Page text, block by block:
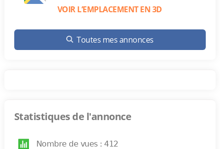
VOIR L’EMPLACEMENT EN 3D
Toutes mes annonces
Statistiques de l'annonce
Nombre de vues : 412